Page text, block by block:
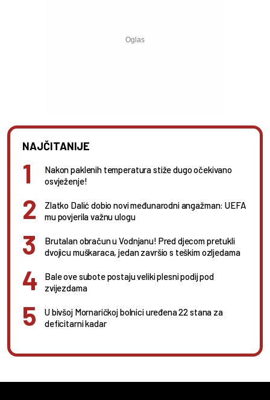
NAJČITANIJE
Nakon paklenih temperatura stiže dugo očekivano
osvježenje!
Zlatko Dalić dobio novi međunarodni angažman: UEFA
mu povjerila važnu ulogu
Brutalan obračun u Vodnjanu! Pred djecom pretukli
dvojicu muškaraca, jedan završio s teškim ozljedama
Bale ove subote postaju veliki plesni podij pod
zvijezdama
U bivšoj Mornaričkoj bolnici uređena 22 stana za
deficitarni kadar